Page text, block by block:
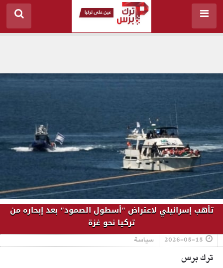
تأهب إسرائيلي لاعتراض "أسطول الصمود" بعد إبحاره من
تركيا نحو غزة
2026-05-15 سياسة
ترك برس